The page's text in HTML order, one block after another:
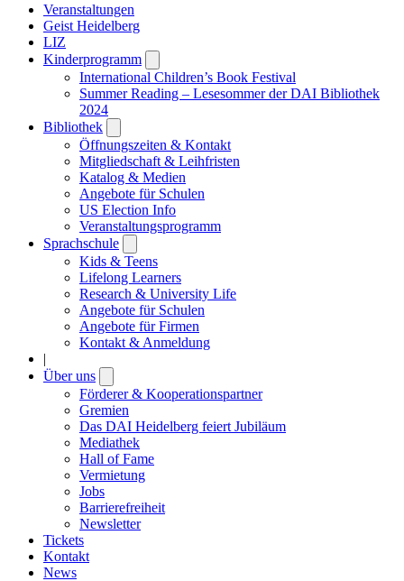
Veranstaltungen
Geist Heidelberg
LIZ
Kinderprogramm
submenu
International Children’s Book Festival
Summer Reading – Lesesommer der DAI Bibliothek
2024
Bibliothek
submenu
Öffnungszeiten & Kontakt
Mitgliedschaft & Leihfristen
Katalog & Medien
Angebote für Schulen
US Election Info
Veranstaltungsprogramm
Sprachschule
submenu
Kids & Teens
Lifelong Learners
Research & University Life
Angebote für Schulen
Angebote für Firmen
Kontakt & Anmeldung
|
Über uns
submenu
Förderer & Kooperationspartner
Gremien
Das DAI Heidelberg feiert Jubiläum
Mediathek
Hall of Fame
Vermietung
Jobs
Barrierefreiheit
Newsletter
Tickets
Kontakt
News